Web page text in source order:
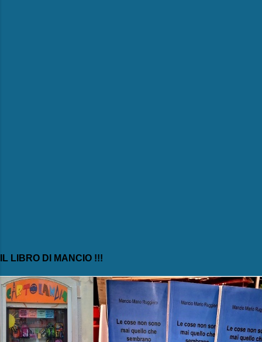
IL LIBRO DI MANCIO !!!